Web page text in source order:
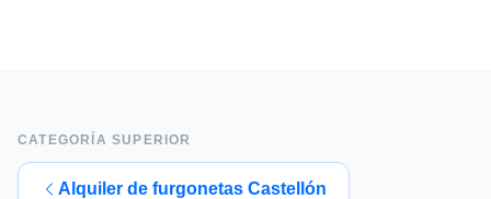
CATEGORÍA SUPERIOR
Alquiler de furgonetas Castellón